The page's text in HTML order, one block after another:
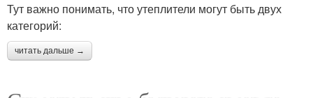
Тут важно понимать, что утеплители могут быть двух
категорий:
читать дальше →